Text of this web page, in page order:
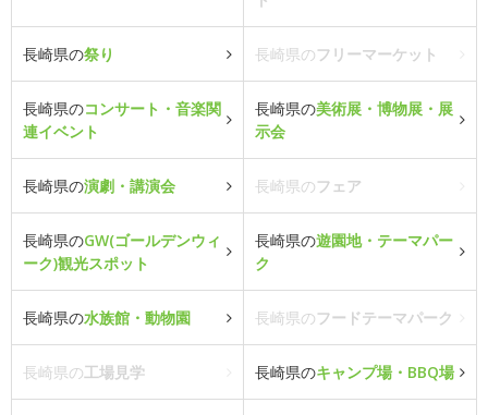
長崎県の祭り 長崎県のフリーマーケット
長崎県のコンサート・音楽関
連イベント
長崎県の美術展・博物展・展
示会
長崎県の演劇・講演会 長崎県のフェア
長崎県のGW(ゴールデンウィ
ーク)観光スポット
長崎県の遊園地・テーマパー
ク
長崎県の水族館・動物園 長崎県のフードテーマパーク
長崎県の工場見学 長崎県のキャンプ場・BBQ場